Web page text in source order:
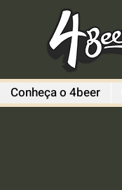
Conheça o 4beer